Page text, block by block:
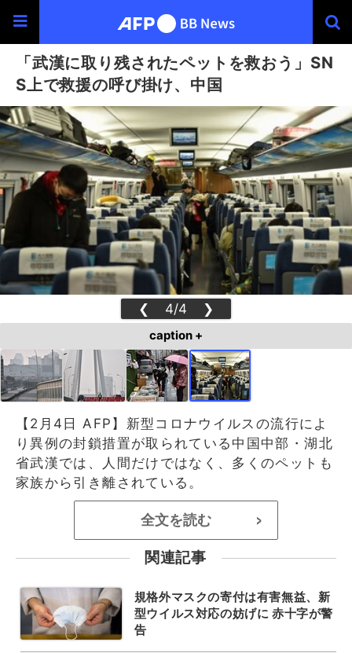
「武漢に取り残されたペットを救おう」SN
S上で救援の呼び掛け、中国
❮ 4/4 ❯
caption +
【2月4日 AFP】新型コロナウイルスの流行によ
り異例の封鎖措置が取られている中国中部・湖北
省武漢では、人間だけではなく、多くのペットも
家族から引き離されている。
全文を読む >
関連記事
規格外マスクの寄付は有害無益、新
型ウイルス対応の妨げに 赤十字が警
告